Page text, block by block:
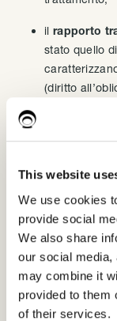
This website
We use cookies
provide social
We also share
our social media,
may combine it
provided to them
of their services.
il rapporto
stato quello
(diritto
Il 2018 è stato,
Mai come nel
attacchi alla
generale gli